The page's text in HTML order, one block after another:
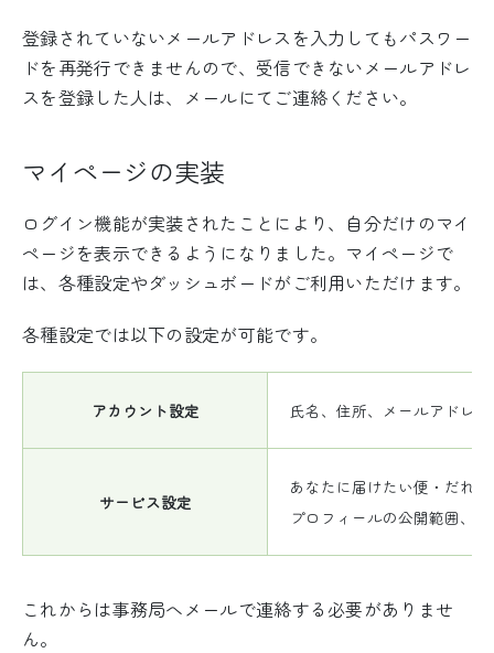
登録されていないメールアドレスを入力してもパスワー
ドを再発行できませんので、受信できないメールアドレ
スを登録した人は、メールにてご連絡ください。
マイページの実装
ログイン機能が実装されたことにより、自分だけのマイ
ページを表示できるようになりました。マイページで
は、各種設定やダッシュボードがご利用いただけます。
各種設定では以下の設定が可能です。
アカウント設定 氏名、住所、メールアドレ
サービス設定
あなたに届けたい便・だれ
プロフィールの公開範囲、
これからは事務局へメールで連絡する必要がありませ
ん。